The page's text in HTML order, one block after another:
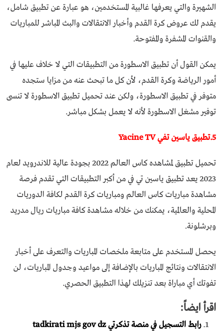
الشهيرة والتي يعرفها غالبية المستخدمين، هو عبارة عن تطبيق شامل،
يقدم لك عروض كرة القدم وأخبار الانتقالات والبث المباشر للمباريات
والقنوات المشفرة والمفتوحة.
يمكن القول أن تطبيق الاسطورة من التطبيقات التي لا خلاف عليها في
أمور الرياضة وكرة القدم، لأن كل ما تبحث عنه من مزايا ستجده
متوفر في تطبيق الاسطورة، ولكن عند تحميل تطبيق الاسطورة لا تنسى
توفير مشغل الاسطورة لأنه لا يعمل بشكل مباشر.
5.تطبيق ياسين تفي Yacine TV
تحميل تطبيق لمشاهده كاس العالم 2022 بجودة عالية للاندرويد لعام
2023 يعد تطبيق ياسين تي في من أكبر التطبيقات التي تقدم فرصة
مشاهدة مباريات كاس العالم ومباريات كرة القدم لكافة الدوريات
المحلية والعالمية، يمكنك من خلاله مشاهدة كافة مباريات ريال مدريد
وبرشلونة.
يحصل المستخدم على متابعة ملخصات المباريات والتعرف على أخبار
الانتقالات ونتائج المباريات بالإضافة إلى مواعيد وجدول المباريات، لن
تفوتك أي مباراة بعد تنزيلك لهذا التطبيق الحصري.
اقرأ ايضاً:
رابط التسجيل في منصة تذكرتي tadkirati mjs gov dz